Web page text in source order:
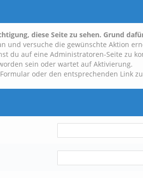
diese Seite zu sehen. Grund
und versuche die gewünschte Aktion
du auf eine Administratoren-Seite zu
sein oder wartet auf Aktivierung.
oder den entsprechenden Link